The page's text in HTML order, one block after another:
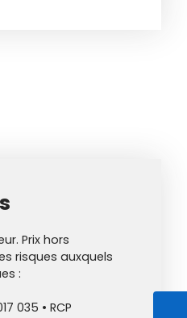
Prix hors
risques auxquels
:
035 • RCP